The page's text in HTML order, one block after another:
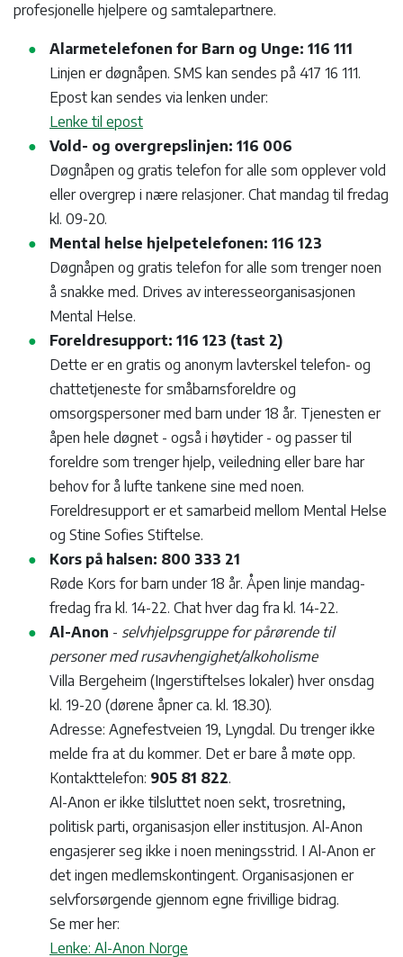
profesjonelle hjelpere og samtalepartnere.
Alarmetelefonen for Barn og Unge: 116 111
Linjen er døgnåpen. SMS kan sendes på 417 16 111.
Epost kan sendes via lenken under:
Lenke til epost
Vold- og overgrepslinjen: 116 006
Døgnåpen og gratis telefon for alle som opplever vold
eller overgrep i nære relasjoner. Chat mandag til fredag
kl. 09-20.
Mental helse hjelpetelefonen: 116 123
Døgnåpen og gratis telefon for alle som trenger noen
å snakke med. Drives av interesseorganisasjonen
Mental Helse.
Foreldresupport: 116 123 (tast 2)
Dette er en gratis og anonym lavterskel telefon- og
chattetjeneste for småbarnsforeldre og
omsorgspersoner med barn under 18 år. Tjenesten er
åpen hele døgnet - også i høytider - og passer til
foreldre som trenger hjelp, veiledning eller bare har
behov for å lufte tankene sine med noen.
Foreldresupport er et samarbeid mellom Mental Helse
og Stine Sofies Stiftelse.
Kors på halsen: 800 333 21
Røde Kors for barn under 18 år. Åpen linje mandag-
fredag fra kl. 14-22. Chat hver dag fra kl. 14-22.
Al-Anon - selvhjelpsgruppe for pårørende til
personer med rusavhengighet/alkoholisme
Villa Bergeheim (Ingerstiftelses lokaler) hver onsdag
kl. 19-20 (dørene åpner ca. kl. 18.30).
Adresse: Agnefestveien 19, Lyngdal. Du trenger ikke
melde fra at du kommer. Det er bare å møte opp.
Kontakttelefon: 905 81 822.
Al-Anon er ikke tilsluttet noen sekt, trosretning,
politisk parti, organisasjon eller institusjon. Al-Anon
engasjerer seg ikke i noen meningsstrid. I Al-Anon er
det ingen medlemskontingent. Organisasjonen er
selvforsørgende gjennom egne frivillige bidrag.
Se mer her:
Lenke: Al-Anon Norge